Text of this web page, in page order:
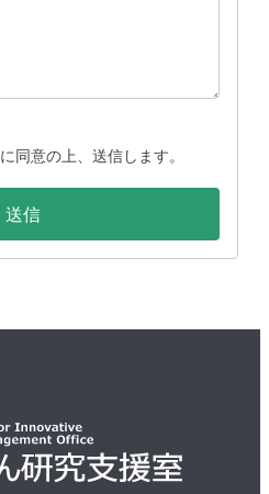
に同意の上、送信します。